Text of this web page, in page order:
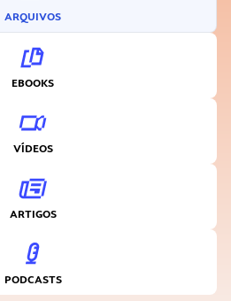
ARQUIVOS
EBOOKS
VÍDEOS
ARTIGOS
PODCASTS